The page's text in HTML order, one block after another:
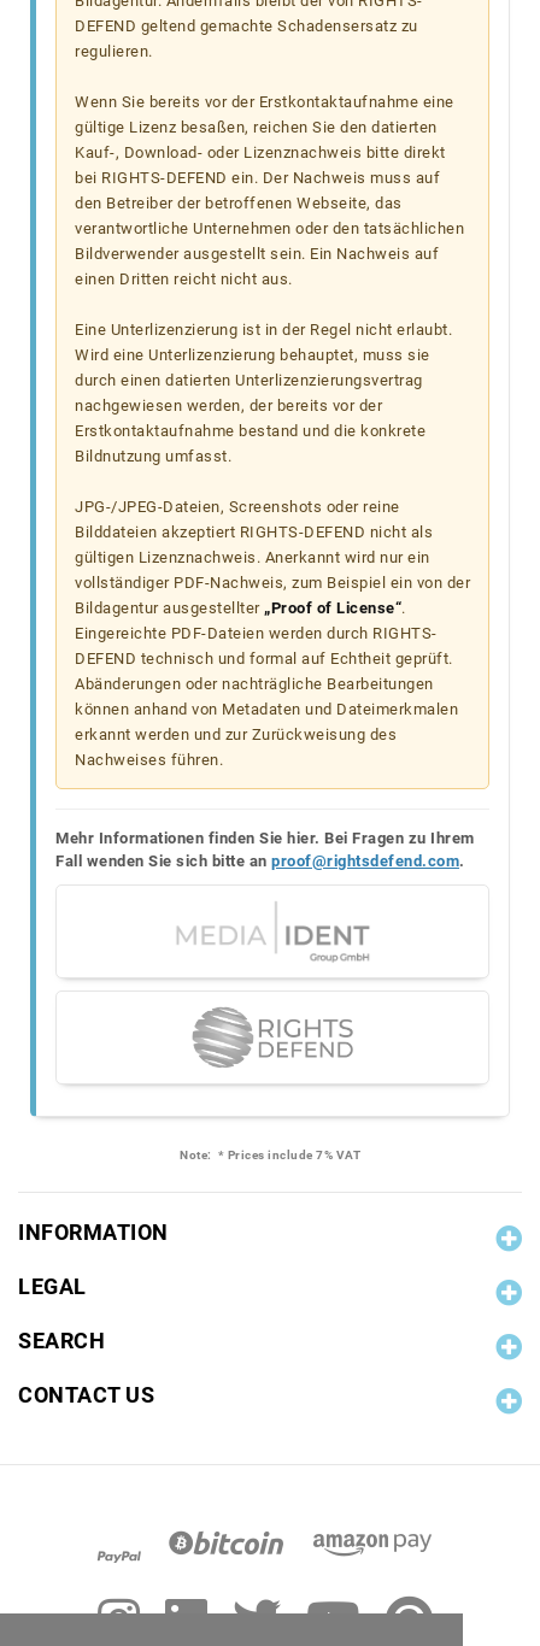
DEFEND geltend gemachte Schadensersatz zu
regulieren.
Wenn Sie bereits vor der Erstkontaktaufnahme eine
gültige Lizenz besaßen, reichen Sie den datierten
Kauf-, Download- oder Lizenznachweis bitte direkt
bei RIGHTS-DEFEND ein. Der Nachweis muss auf
den Betreiber der betroffenen Webseite, das
verantwortliche Unternehmen oder den tatsächlichen
Bildverwender ausgestellt sein. Ein Nachweis auf
einen Dritten reicht nicht aus.
Eine Unterlizenzierung ist in der Regel nicht erlaubt.
Wird eine Unterlizenzierung behauptet, muss sie
durch einen datierten Unterlizenzierungsvertrag
nachgewiesen werden, der bereits vor der
Erstkontaktaufnahme bestand und die konkrete
Bildnutzung umfasst.
JPG-/JPEG-Dateien, Screenshots oder reine
Bilddateien akzeptiert RIGHTS-DEFEND nicht als
gültigen Lizenznachweis. Anerkannt wird nur ein
vollständiger PDF-Nachweis, zum Beispiel ein von der
Bildagentur ausgestellter „Proof of License“.
Eingereichte PDF-Dateien werden durch RIGHTS-
DEFEND technisch und formal auf Echtheit geprüft.
Abänderungen oder nachträgliche Bearbeitungen
können anhand von Metadaten und Dateimerkmalen
erkannt werden und zur Zurückweisung des
Nachweises führen.
Mehr Informationen finden Sie hier. Bei Fragen zu Ihrem
Fall wenden Sie sich bitte an proof@rightsdefend.com.
Note: * Prices include 7% VAT
INFORMATION
LEGAL
SEARCH
CONTACT US